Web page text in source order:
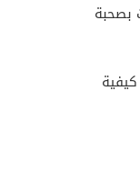
بصحبة